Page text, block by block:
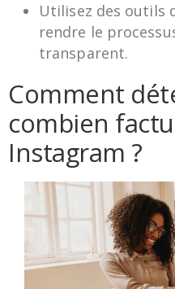
Utilisez des outils
rendre le
transparent.
Comment
combien
Instagram ?